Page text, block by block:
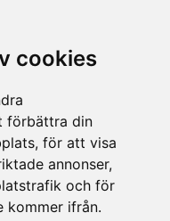
cookies
förbättra din
för att visa
annonser,
och för
kommer ifrån.